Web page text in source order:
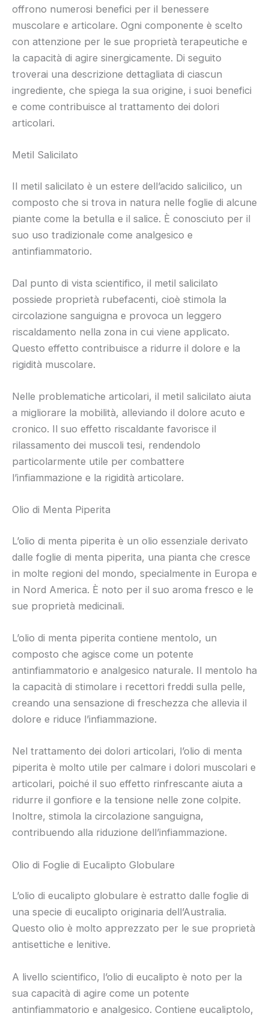
offrono numerosi benefici per il benessere
muscolare e articolare. Ogni componente è scelto
con attenzione per le sue proprietà terapeutiche e
la capacità di agire sinergicamente. Di seguito
troverai una descrizione dettagliata di ciascun
ingrediente, che spiega la sua origine, i suoi benefici
e come contribuisce al trattamento dei dolori
articolari.
Metil Salicilato
Il metil salicilato è un estere dell’acido salicilico, un
composto che si trova in natura nelle foglie di alcune
piante come la betulla e il salice. È conosciuto per il
suo uso tradizionale come analgesico e
antinfiammatorio.
Dal punto di vista scientifico, il metil salicilato
possiede proprietà rubefacenti, cioè stimola la
circolazione sanguigna e provoca un leggero
riscaldamento nella zona in cui viene applicato.
Questo effetto contribuisce a ridurre il dolore e la
rigidità muscolare.
Nelle problematiche articolari, il metil salicilato aiuta
a migliorare la mobilità, alleviando il dolore acuto e
cronico. Il suo effetto riscaldante favorisce il
rilassamento dei muscoli tesi, rendendolo
particolarmente utile per combattere
l’infiammazione e la rigidità articolare.
Olio di Menta Piperita
L’olio di menta piperita è un olio essenziale derivato
dalle foglie di menta piperita, una pianta che cresce
in molte regioni del mondo, specialmente in Europa e
in Nord America. È noto per il suo aroma fresco e le
sue proprietà medicinali.
L’olio di menta piperita contiene mentolo, un
composto che agisce come un potente
antinfiammatorio e analgesico naturale. Il mentolo ha
la capacità di stimolare i recettori freddi sulla pelle,
creando una sensazione di freschezza che allevia il
dolore e riduce l’infiammazione.
Nel trattamento dei dolori articolari, l’olio di menta
piperita è molto utile per calmare i dolori muscolari e
articolari, poiché il suo effetto rinfrescante aiuta a
ridurre il gonfiore e la tensione nelle zone colpite.
Inoltre, stimola la circolazione sanguigna,
contribuendo alla riduzione dell’infiammazione.
Olio di Foglie di Eucalipto Globulare
L’olio di eucalipto globulare è estratto dalle foglie di
una specie di eucalipto originaria dell’Australia.
Questo olio è molto apprezzato per le sue proprietà
antisettiche e lenitive.
A livello scientifico, l’olio di eucalipto è noto per la
sua capacità di agire come un potente
antinfiammatorio e analgesico. Contiene eucaliptolo,